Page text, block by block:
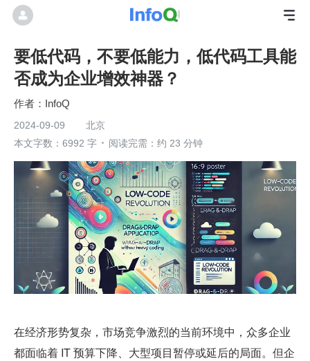
要低代码，不要低能力，低代码工具能
否成为企业增效神器？
InfoQ
2024-09-09
北京
本文字数：6992 字
阅读完需：约 23 分钟
在经济形势复杂，市场竞争激烈的当前环境中，众多企业
都面临着 IT 预算下降、大型项目暂停或延后的局面。但企